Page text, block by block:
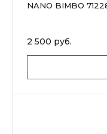
NANO BIMBO
2 500 руб.